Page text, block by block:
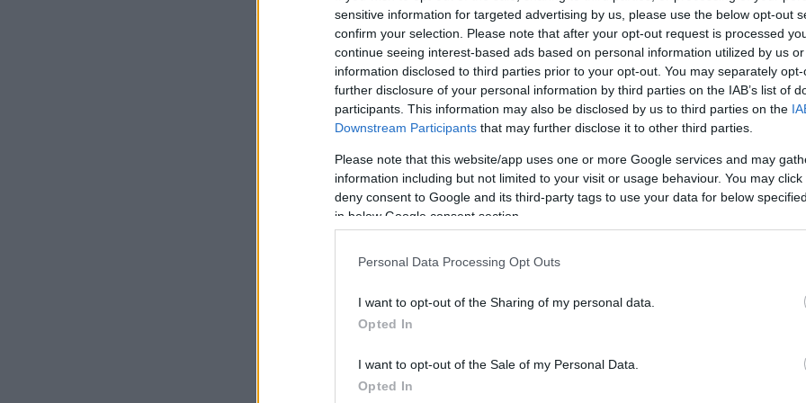
sensitive information for targeted advertising by us, please use the below opt-out
confirm your selection. Please note that after your opt-out request is processed
continue seeing interest-based ads based on personal information utilized by us
information disclosed to third parties prior to your opt-out. You may separately
further disclosure of your personal information by third parties on the IAB’s list of
participants. This information may also be disclosed by us to third parties on the
Downstream Participants that may further disclose it to other third parties.
Please note that this website/app uses one or more Google services and may
information including but not limited to your visit or usage behaviour. You may
deny consent to Google and its third-party tags to use your data for below
in below Google consent section.
Personal Data Processing Opt Outs
I want to opt-out of the Sharing of my personal data.
Opted In
I want to opt-out of the Sale of my Personal Data.
Opted In
από περιφερειακό δικαστήριο της Στουτγάρδης.
ΔΙΑΦΗΜΙΣΗ